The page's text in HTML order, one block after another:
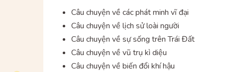
Câu chuyện về các phát minh vĩ đại
Câu chuyện về lịch sử loài người
Câu chuyện về sự sống trên Trái Đất
Câu chuyện về vũ trụ kì diệu
Câu chuyện về biến đổi khí hậu